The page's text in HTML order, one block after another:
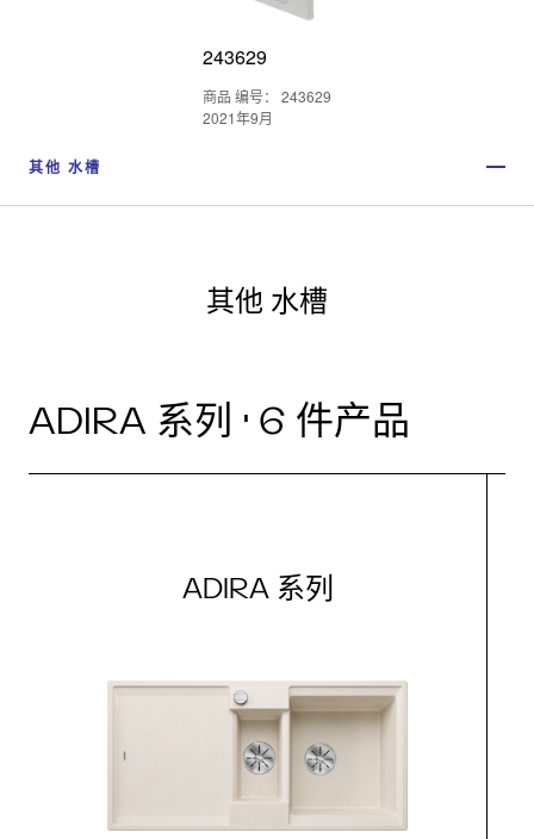
243629
商品 编号： 243629
2021年9月
其他 水槽
其他 水槽
ADIRA 系列 · 6 件产品
ADIRA 系列